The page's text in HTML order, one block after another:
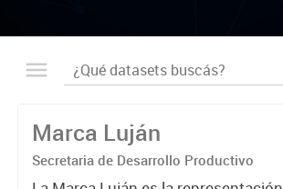
Marca Luján
Secretaria de Desarrollo Productivo